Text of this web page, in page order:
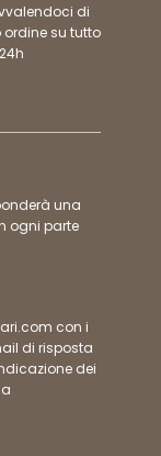
di
su tutto
una
ogni parte
con i
di risposta
dei